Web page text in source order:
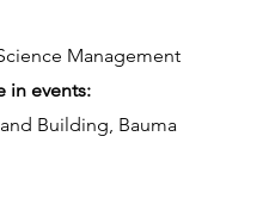
Management
in events:
Building, Bauma